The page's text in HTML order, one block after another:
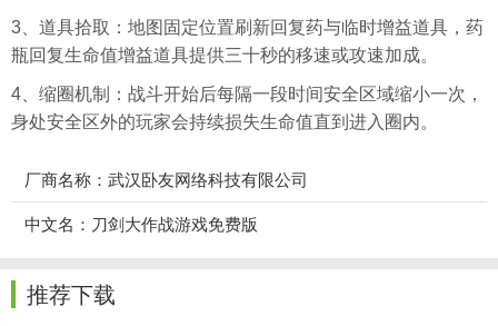
3、道具拾取：地图固定位置刷新回复药与临时增益道具，药
瓶回复生命值增益道具提供三十秒的移速或攻速加成。
4、缩圈机制：战斗开始后每隔一段时间安全区域缩小一次，
身处安全区外的玩家会持续损失生命值直到进入圈内。
厂商名称：武汉卧友网络科技有限公司
中文名：刀剑大作战游戏免费版
推荐下载